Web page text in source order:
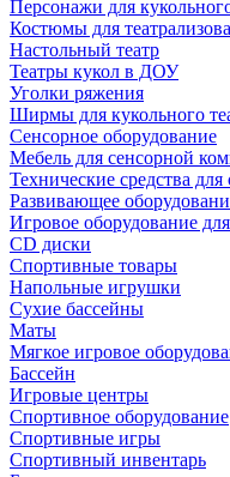
Персонажи для
Костюмы для
Настольный театр
Театры кукол в ДОУ
Уголки ряжения
Ширмы для кукольного
Сенсорное оборудование
Мебель для сенсорной
Технические средства
Развивающее
Игровое оборудование
CD диски
Спортивные товары
Напольные игрушки
Сухие бассейны
Маты
Мягкое игровое
Бассейн
Игровые центры
Спортивное оборудование
Спортивные игры
Спортивный инвентарь